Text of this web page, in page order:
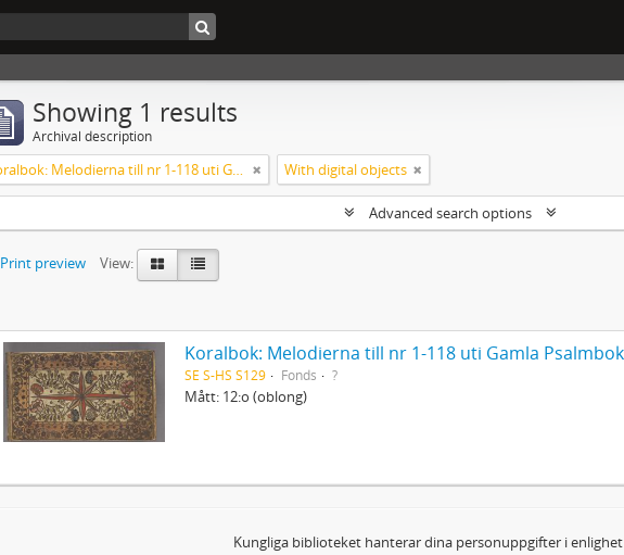
Showing 1 results
Archival description
Koralbok: Melodierna till nr 1-118 uti Gamla Psalmboken, enstämmigt satta With digital objects
Advanced search options
Print preview
View:
Koralbok: Melodierna till nr 1-118 uti Gamla
SE S-HS S129 Fonds ?
Mått: 12:o (oblong)
Kungliga biblioteket hanterar dina personuppgifter i enlighet